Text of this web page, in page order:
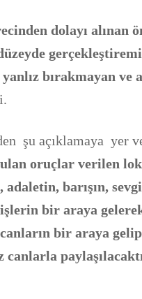
dolayı alınan
gerçekleş
bırakmayan ve
şu açıklamaya yer
oruçlar verilen
barışın,
bir araya
bir araya
canlarla paylaşı